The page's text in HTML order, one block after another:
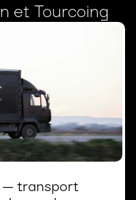
et Tourcoing
— transport